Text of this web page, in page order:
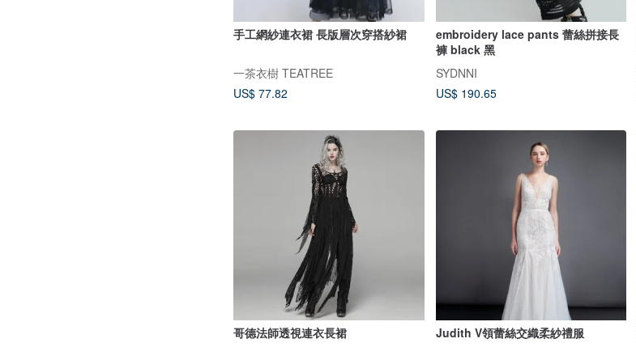
手工網紗連衣裙 長版層次穿搭紗裙
一茶衣樹 TEATREE
US$ 77.82
embroidery lace pants 蕾絲拼接長
褲 black 黑
SYDNNI
US$ 190.65
哥德法師透視連衣長裙 Judith V領蕾絲交織柔紗禮服